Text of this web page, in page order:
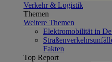
Verkehr & Logistik
Themen
Weitere Themen
Elektromobilität in
Fakten
Top Report